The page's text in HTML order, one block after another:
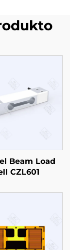
Beam Load
CZL601